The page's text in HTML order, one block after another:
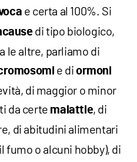
e certa al 100%. Si
di tipo biologico,
le altre, parliamo di
e diormoni
di maggior o minor
da certe malattie, di
di abitudini alimentari
fumo o alcuni hobby), di